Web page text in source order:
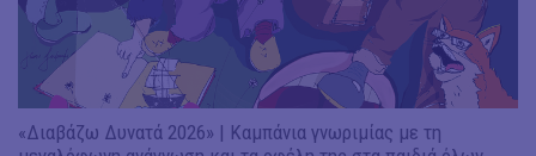
«Διαβάζω Δυνατά 2026» | Καμπάνια γνωριμίας με τη